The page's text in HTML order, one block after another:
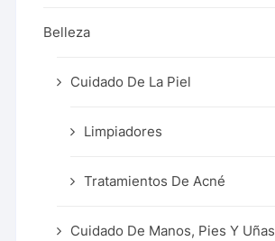
Belleza
Cuidado De La Piel
Limpiadores
Tratamientos De Acné
Cuidado De Manos, Pies Y Uñas